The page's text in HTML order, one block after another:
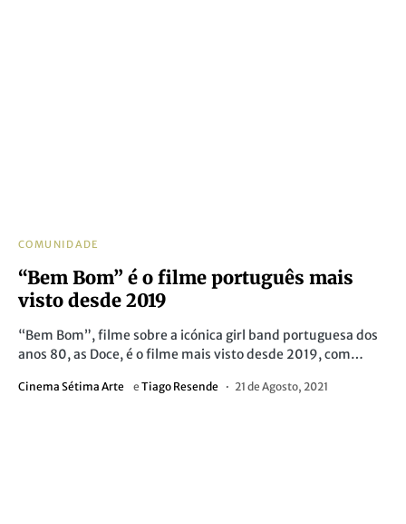
COMUNIDADE
“Bem Bom” é o filme português mais
visto desde 2019
“Bem Bom”, filme sobre a icónica girl band portuguesa dos
anos 80, as Doce, é o filme mais visto desde 2019, com…
Cinema Sétima Arte e Tiago Resende 21 de Agosto, 2021